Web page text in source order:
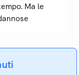
Ma le